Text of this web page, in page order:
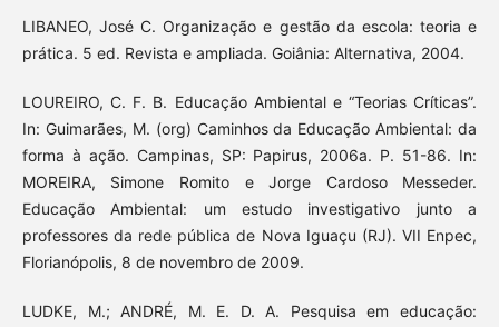
LIBANEO, José C. Organização e gestão da escola: teoria e
prática. 5 ed. Revista e ampliada. Goiânia: Alternativa, 2004.
LOUREIRO, C. F. B. Educação Ambiental e “Teorias Críticas”.
In: Guimarães, M. (org) Caminhos da Educação Ambiental: da
forma à ação. Campinas, SP: Papirus, 2006a. P. 51-86. In:
MOREIRA, Simone Romito e Jorge Cardoso Messeder.
Educação Ambiental: um estudo investigativo junto a
professores da rede pública de Nova Iguaçu (RJ). VII Enpec,
Florianópolis, 8 de novembro de 2009.
LUDKE, M.; ANDRÉ, M. E. D. A. Pesquisa em educação: